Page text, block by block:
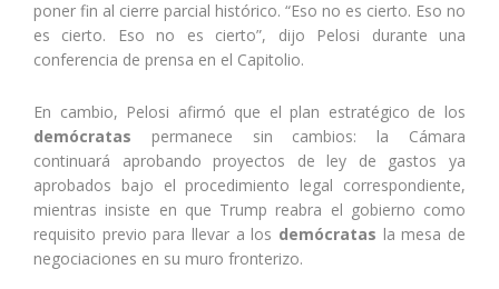
poner fin al cierre parcial histórico. “Eso no es cierto. Eso no
es cierto. Eso no es cierto”, dijo Pelosi durante una
conferencia de prensa en el Capitolio.
En cambio, Pelosi afirmó que el plan estratégico de los
demócratas permanece sin cambios: la Cámara
continuará aprobando proyectos de ley de gastos ya
aprobados bajo el procedimiento legal correspondiente,
mientras insiste en que Trump reabra el gobierno como
requisito previo para llevar a los demócratas la mesa de
negociaciones en su muro fronterizo.